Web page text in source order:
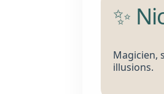
✨
Magicien,
illusions.